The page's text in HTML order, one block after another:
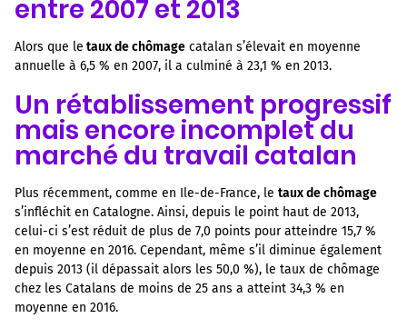
entre 2007 et 2013
Alors que le taux de chômage catalan s’élevait en moyenne
annuelle à 6,5 % en 2007, il a culminé à 23,1 % en 2013.
Un rétablissement progressif
mais encore incomplet du
marché du travail catalan
Plus récemment, comme en Ile-de-France, le taux de chômage
s’infléchit en Catalogne. Ainsi, depuis le point haut de 2013,
celui-ci s’est réduit de plus de 7,0 points pour atteindre 15,7 %
en moyenne en 2016. Cependant, même s’il diminue également
depuis 2013 (il dépassait alors les 50,0 %), le taux de chômage
chez les Catalans de moins de 25 ans a atteint 34,3 % en
moyenne en 2016.